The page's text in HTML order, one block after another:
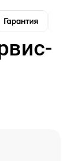
Гарантия